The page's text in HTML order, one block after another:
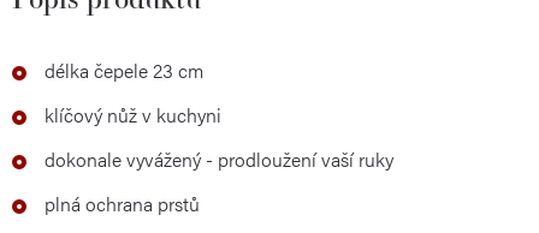
délka čepele 23 cm
klíčový nůž v kuchyni
dokonale vyvážený - prodloužení vaší ruky
plná ochrana prstů